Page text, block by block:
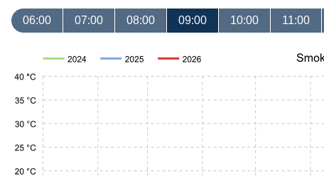
06:00 07:00 08:00 09:00 10:00 11:00